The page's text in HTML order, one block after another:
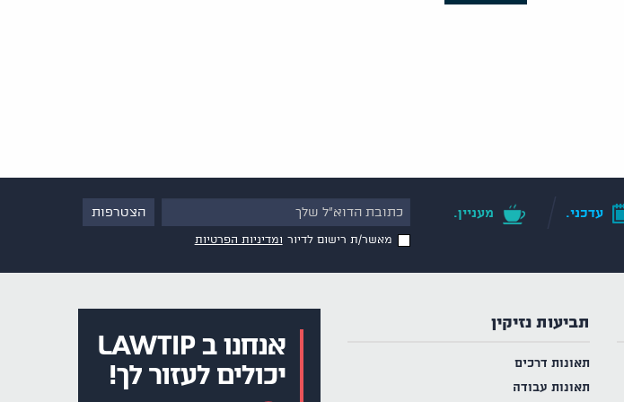
עדכני. מעניין.
מאשר/ת רישום לדיור ומדיניות הפרטיות
תביעות נזיקין
תאונות דרכים
תאונות עבודה